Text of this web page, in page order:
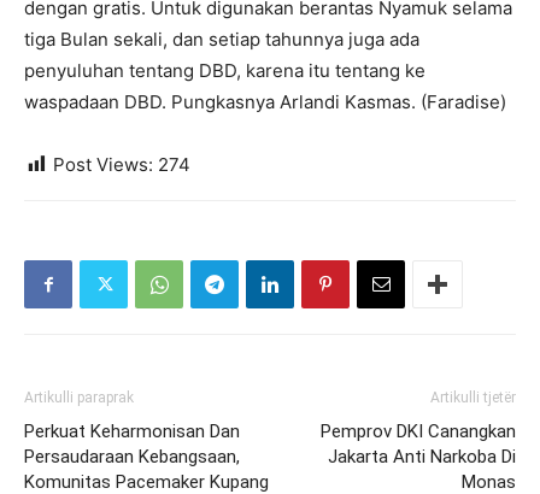
dengan gratis. Untuk digunakan berantas Nyamuk selama
tiga Bulan sekali, dan setiap tahunnya juga ada
penyuluhan tentang DBD, karena itu tentang ke
waspadaan DBD. Pungkasnya Arlandi Kasmas. (Faradise)
Post Views: 274
Artikulli paraprak
Perkuat Keharmonisan Dan
Persaudaraan Kebangsaan,
Komunitas Pacemaker Kupang
Artikulli tjetër
Pemprov DKI Canangkan
Jakarta Anti Narkoba Di
Monas